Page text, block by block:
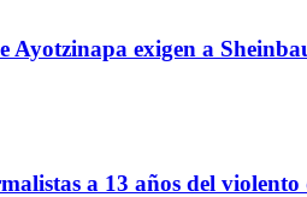
Ayotzinapa exigen a
a 13 años del